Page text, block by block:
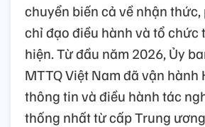
chuyển biến cả về nhận
chỉ đạo điều hành và tổ chức
hiện. Từ đầu năm 2026, Ủy
MTTQ Việt Nam đã vận hành
thông tin và điều hành tác
thống nhất từ cấp Trung